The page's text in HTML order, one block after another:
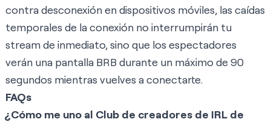
contra desconexión en dispositivos móviles, las caídas
temporales de la conexión no interrumpirán tu
stream de inmediato, sino que los espectadores
verán una pantalla BRB durante un máximo de 90
segundos mientras vuelves a conectarte.
FAQs
¿Cómo me uno al Club de creadores de IRL de